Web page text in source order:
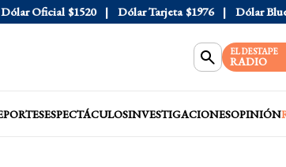
Oficial $1520 Dólar Tarjeta $1976 Dólar Blue
EL DESTAPE
RADIO
ESPECTÁCULOSINVESTIGACIONESOPINIÓN